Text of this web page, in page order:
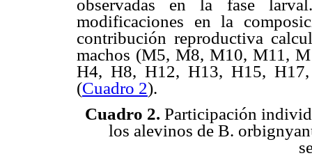
observadas en la fase
modificaciones en la
contribución reproductiva
machos (M5, M8, M10, M11,
H4, H8, H12, H13, H15,
(Cuadro 2).
Cuadro 2. Participación
los alevinos de B.